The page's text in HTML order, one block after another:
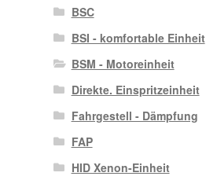
BSC
BSI - komfortable Einheit
BSM - Motoreinheit
Direkte. Einspritzeinheit
Fahrgestell - Dämpfung
FAP
HID Xenon-Einheit